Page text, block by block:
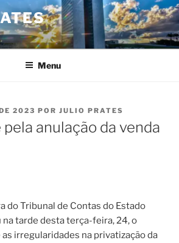
Menu
2023 POR JULIO PRATES
pela anulação da venda
do Tribunal de Contas do Estado
na tarde desta terça-feira, 24, o
irregularidades na privatização da